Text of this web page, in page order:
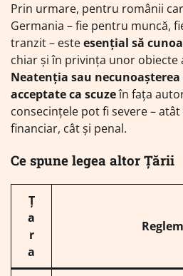
Prin urmare, pentru românii
Germania – fie pentru muncă,
tranzit – esteesențial să
chiar și în privința unor obiecte
Neatenția sau
acceptate ca scuzeîn fața
consecințele pot fi severe –
financiar, cât și penal.
Ce spune legea altor Țării
Ț
a
r
a